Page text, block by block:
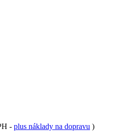
- plus náklady na dopravu )